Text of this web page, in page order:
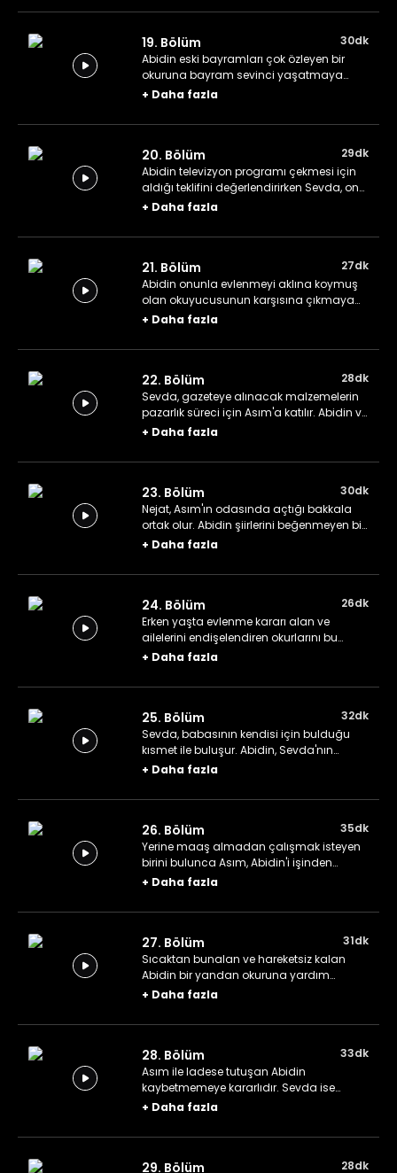
bela içinde bulur.
19. Bölüm
30dk
Abidin eski bayramları çok özleyen bir
okuruna bayram sevinci yaşatmaya
çalışırken Nejat, herkesi tedirgin edecek bir
+ Daha fazla
20. Bölüm
29dk
Abidin televizyon programı çekmesi için
aldığı teklifini değerlendirirken Sevda, onu
gazetenin reklamında oynatmak isteyen
+ Daha fazla
21. Bölüm
27dk
Abidin onunla evlenmeyi aklına koymuş
olan okuyucusunun karşısına çıkmaya
cesaret edemez. Asım, gizemli bir
+ Daha fazla
22. Bölüm
28dk
Sevda, gazeteye alınacak malzemelerin
pazarlık süreci için Asım'a katılır. Abidin ve
Nejat, hastalık hastası bir okurlarına
kalırlar.
+ Daha fazla
23. Bölüm
30dk
Nejat, Asım'ın odasında açtığı bakkala
ortak olur. Abidin şiirlerini beğenmeyen bir
oduncu tarafından tehdit edilen bir
+ Daha fazla
24. Bölüm
26dk
Erken yaşta evlenme kararı alan ve
ailelerini endişelendiren okurlarını bu
karardan vazgeçirmek isteyen Abidin,
+ Daha fazla
25. Bölüm
32dk
Sevda, babasının kendisi için bulduğu
kısmet ile buluşur. Abidin, Sevda'nın
babasına kendini sevdirmek için yeni bir
hoşuna gitmez.
+ Daha fazla
26. Bölüm
35dk
Yerine maaş almadan çalışmak isteyen
birini bulunca Asım, Abidin'i işinden
çıkartır. Ancak gördükleri Sevda'yı yeni
şüphelendirir.
+ Daha fazla
27. Bölüm
31dk
Sıcaktan bunalan ve hareketsiz kalan
Abidin bir yandan okuruna yardım
ederken bir yandan da geçmiş günleri
+ Daha fazla
28. Bölüm
33dk
Asım ile ladese tutuşan Abidin
kaybetmemeye kararlıdır. Sevda ise
yaşama sevincini kaybetmiş olan babası
+ Daha fazla
29. Bölüm
28dk